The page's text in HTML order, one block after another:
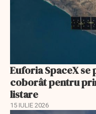
Euforia SpaceX
coborât pentru
listare
15 IULIE 2026